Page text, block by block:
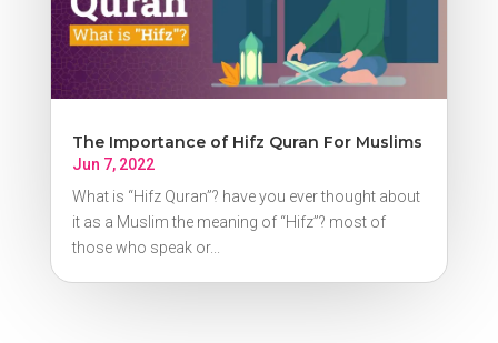
The Importance of Hifz Quran For Muslims
Jun 7, 2022
What is “Hifz Quran”? have you ever thought about
it as a Muslim the meaning of “Hifz”? most of
those who speak or...